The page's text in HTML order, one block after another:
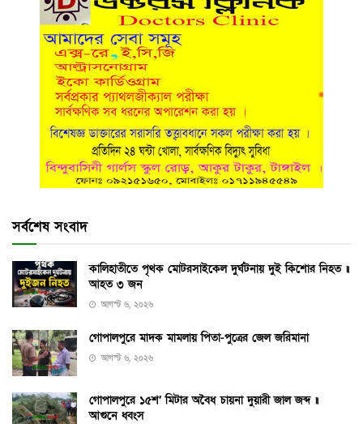
সর্বশেষ সংবাদ
কালিহাতীতে পৃথক মোটরসাইকেল দুর্ঘটনায় দুই কিশোর নিহত ॥
আহত ৩ জন
আগস্ট ৬, ২০২৬
গোপালপুরে মাদক মামলায় পিতা-পুত্রের জেল জরিমানা
আগস্ট ৬, ২০২৬
গোপালপুরে ১৫শ’ মিটার অবৈধ চায়না দুয়ারী জাল জব্দ ॥
আগুনে ধ্বংস